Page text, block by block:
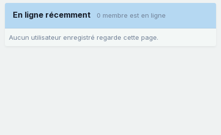
En ligne récemment 0 membre est en ligne
Aucun utilisateur enregistré regarde cette page.